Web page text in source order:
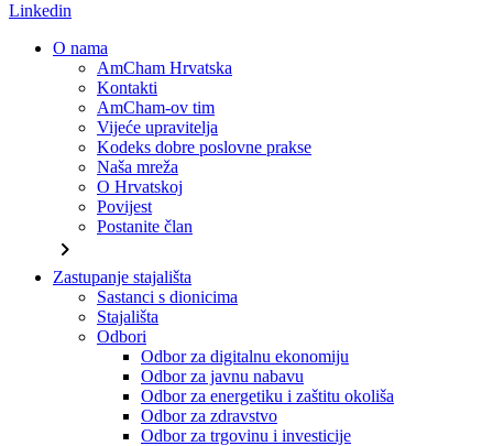
Linkedin
O nama
AmCham Hrvatska
Kontakti
AmCham-ov tim
Vijeće upravitelja
Kodeks dobre poslovne prakse
Naša mreža
O Hrvatskoj
Povijest
Postanite član
chevron_right
Zastupanje stajališta
Sastanci s dionicima
Stajališta
Odbori
Odbor za digitalnu ekonomiju
Odbor za javnu nabavu
Odbor za energetiku i zaštitu okoliša
Odbor za zdravstvo
Odbor za trgovinu i investicije